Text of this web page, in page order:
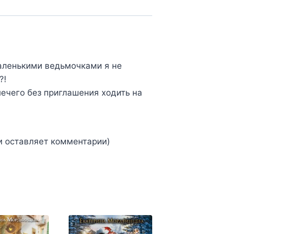
ведьмочками я не
без приглашения ходить на
оставляет комментарии)